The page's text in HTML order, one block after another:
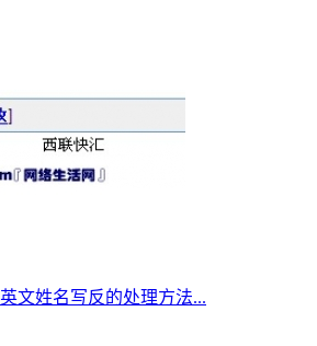
文姓名写反的处理方法...